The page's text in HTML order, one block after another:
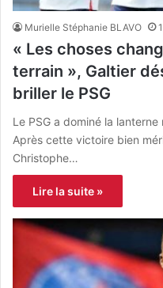
Murielle Stéphanie BLAVO
« Les choses
terrain », Galtier
briller le PSG
Le PSG a dominé la
Après cette victoire bien
Christophe…
Lire la suite »